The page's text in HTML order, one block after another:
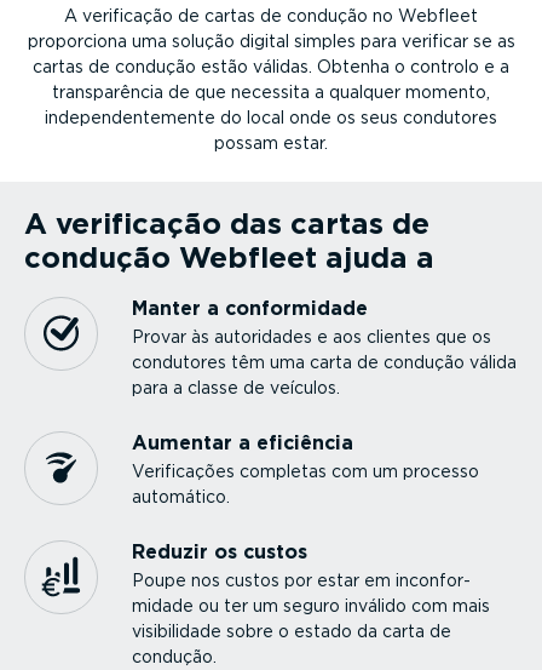
A verificação de cartas de condução no Webfleet
proporciona uma solução digital simples para verificar se as
cartas de condução estão válidas. Obtenha o controlo e a
trans­pa­rência de que necessita a qualquer momento,
indepen­den­te­mente do local onde os seus condutores
possam estar.
A verificação das cartas de
condução Webfleet ajuda a
Manter a confor­midade
Provar às autoridades e aos clientes que os
condutores têm uma carta de condução válida
para a classe de veículos.
Aumentar a eficiência
Verifi­cações completas com um processo
automático.
Reduzir os custos
Poupe nos custos por estar em incon­for­
midade ou ter um seguro inválido com mais
visibi­lidade sobre o estado da carta de
condução.